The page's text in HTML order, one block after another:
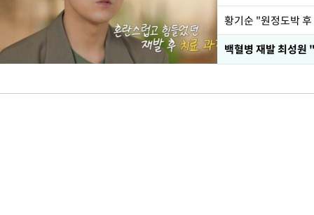
황기순 "원정도박
백혈병 재발 최성원